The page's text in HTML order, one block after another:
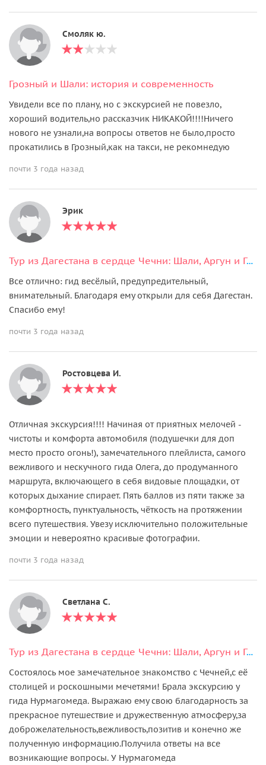
Смоляк ю.
Грозный и Шали: история и современность
Увидели все по плану, но с экскурсией не повезло,
хороший водитель,но рассказчик НИКАКОЙ!!!!Ничего
нового не узнали,на вопросы ответов не было,просто
прокатились в Грозный,как на такси, не рекомнедую
почти 3 года назад
Эрик
Тур из Дагестана в сердце Чечни: Шали, Аргун и Грозный
Все отлично: гид весёлый, предупредительный,
внимательный. Благодаря ему открыли для себя Дагестан.
Спасибо ему!
почти 3 года назад
Ростовцева И.
Отличная экскурсия!!!! Начиная от приятных мелочей -
чистоты и комфорта автомобиля (подушечки для доп
место просто огонь!), замечательного плейлиста, самого
вежливого и нескучного гида Олега, до продуманного
маршрута, включающего в себя видовые площадки, от
которых дыхание спирает. Пять баллов из пяти также за
комфортность, пунктуальность, чёткость на протяжении
всего путешествия. Увезу исключительно положительные
эмоции и невероятно красивые фотографии.
почти 3 года назад
Светлана С.
Тур из Дагестана в сердце Чечни: Шали, Аргун и Грозный
Состоялось мое замечательное знакомство с Чечней,с её
столицей и роскошными мечетями! Брала экскурсию у
гида Нурмагомеда. Выражаю ему свою благодарность за
прекрасное путешествие и дружественную атмосферу,за
доброжелательность,вежливость,позитив и конечно же
полученную информацию.Получила ответы на все
возникающие вопросы. У Нурмагомеда